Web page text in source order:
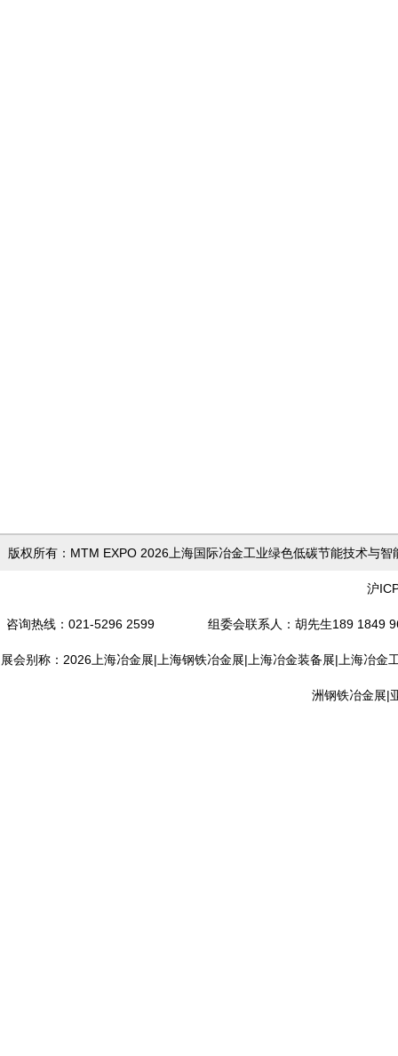
版权所有：MTM EXPO 2026上海国际冶金工业绿色低碳节
沪
咨询热线：021-5296 2599 组委会联系人 ：胡先生189
展会别称：2026上海冶金展|上海钢铁冶金展|上海冶金装备展|上海冶
洲钢铁冶金展|